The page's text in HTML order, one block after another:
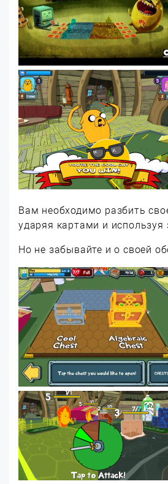
Вам необходимо разбить
ударяя картами и используя
Но не забывайте и о своей